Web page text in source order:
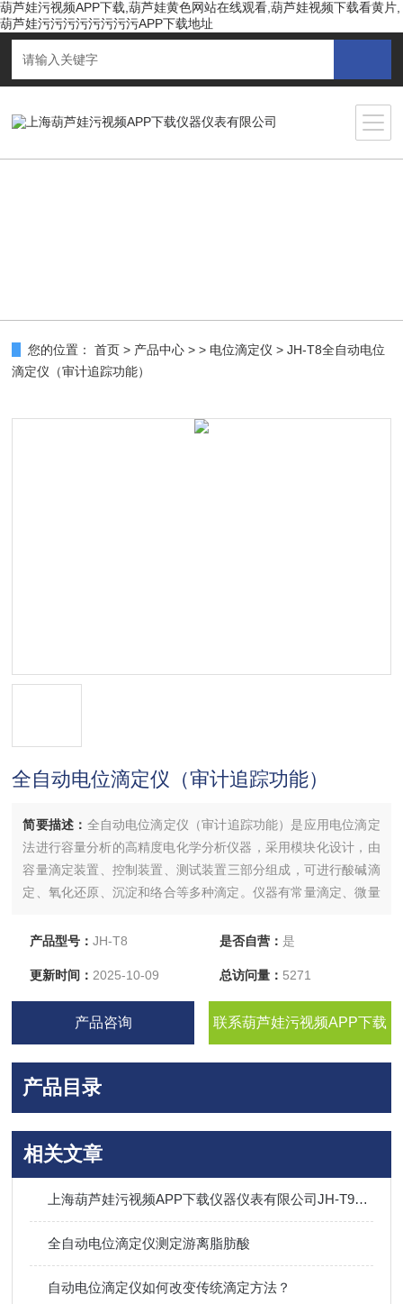
葫芦娃污视频APP下载,葫芦娃黄色网站在线观看,葫芦娃视频下载看黄片,
葫芦娃污污污污污污污污APP下载地址
您的位置： 首页 > 产品中心 > > 电位滴定仪 > JH-T8全自动电位
滴定仪（审计追踪功能）
全自动电位滴定仪（审计追踪功能）
简要描述： 全自动电位滴定仪（审计追踪功能）是应用电位滴定
法进行容量分析的高精度电化学分析仪器，采用模块化设计，由
容量滴定装置、控制装置、测试装置三部分组成，可进行酸碱滴
定、氧化还原、沉淀和络合等多种滴定。仪器有常量滴定、微量
可根据实际需求自行建滴定方法。
产品型号：JH-T8 是否自营： 是
更新时间： 2025-10-09 总访问量： 5271
产品咨询 联系葫芦娃污视频APP下载
产品目录
相关文章
上海葫芦娃污视频APP下载仪器仪表有限公司JH-T9全自动电位滴定仪的技术参数
全自动电位滴定仪测定游离脂肪酸
自动电位滴定仪如何改变传统滴定方法？